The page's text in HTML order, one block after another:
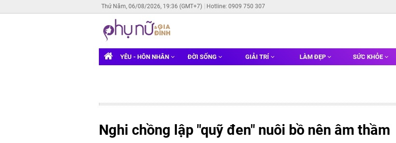
Thứ Năm, 06/08/2026, 19:36 (GMT+7) Hotline: 0909 750 307
YÊU - HÔN NHÂN ĐỜI SỐNG GIẢI TRÍ LÀM ĐẸP SỨC KHỎE
Nghi chồng lập "quỹ đen" nuôi bồ nên âm thầm